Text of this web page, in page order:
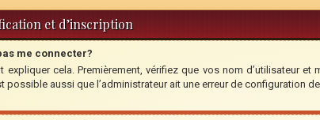
et d’inscription
me connecter?
expliquer cela. Premièrement, vérifiez que vos nom d’utilisateur
possible aussi que l’administrateur ait une erreur de configuration